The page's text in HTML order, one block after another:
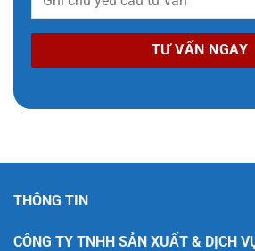
THÔNG TIN
CÔNG TY TNHH SẢN XUẤT & DỊCH